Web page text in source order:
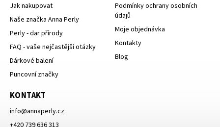
Jak nakupovat
Naše značka Anna Perly
Perly - dar přírody
FAQ - vaše nejčastější otázky
Dárkové balení
Puncovní značky
Podmínky ochrany osobních
údajů
Moje objednávka
Kontakty
Blog
KONTAKT
info@annaperly.cz
+420 739 636 313